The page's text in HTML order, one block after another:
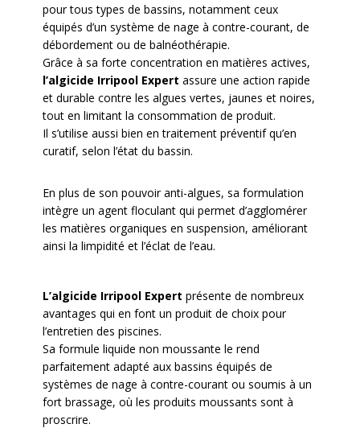
pour tous types de bassins, notamment ceux
équipés d’un système de nage à contre-courant, de
débordement ou de balnéothérapie.
Grâce à sa forte concentration en matières actives,
l’algicide Irripool Expert assure une action rapide
et durable contre les algues vertes, jaunes et noires,
tout en limitant la consommation de produit.
Il s’utilise aussi bien en traitement préventif qu’en
curatif, selon l’état du bassin.
En plus de son pouvoir anti-algues, sa formulation
intègre un agent floculant qui permet d’agglomérer
les matières organiques en suspension, améliorant
ainsi la limpidité et l’éclat de l’eau.
L’algicide Irripool Expert présente de nombreux
avantages qui en font un produit de choix pour
l’entretien des piscines.
Sa formule liquide non moussante le rend
parfaitement adapté aux bassins équipés de
systèmes de nage à contre-courant ou soumis à un
fort brassage, où les produits moussants sont à
proscrire.